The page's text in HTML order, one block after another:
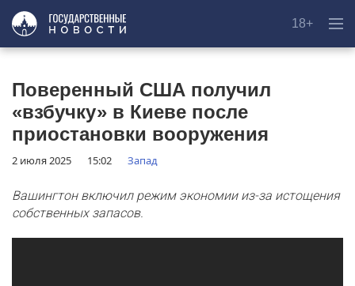
18+
Поверенный США получил
«взбучку» в Киеве после
приостановки вооружения
2 июля 2025 15:02 Запад
Вашингтон включил режим экономии из-за истощения
собственных запасов.